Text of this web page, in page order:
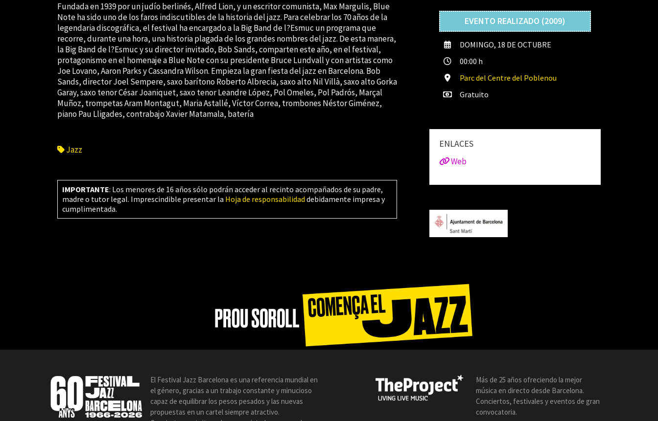
EVENTO REALIZADO (2009)
DOMINGO, 18 DE OCTUBRE
00:00 h
Parc del Centre del Poblenou
Gratuito
ENLACES
Web
Fundada en 1939 por un judío berlinés, Alfred Lion, y un escritor comunista, Max Margulis, Blue
Note ha sido uno de los faros indiscutibles de la historia del jazz. Para celebrar los 70 años de la
legendaria discográfica, el festival ha encargado a la Big Band de l?Esmuc un programa que
recorre, durante una hora, una historia plagada de los grandes nombres del jazz. De esta manera,
la Big Band de l?Esmuc y su director invitado, Bob Sands, comparten este año, en el festival,
protagonismo en el homenaje a Blue Note con su presidente Bruce Lundvall y con artistas como
Joe Lovano, Aaron Parks y Cassandra Wilson. Empieza la gran fiesta del jazz en Barcelona. Bob
Sands, director Joel Sempere, saxo barítono Roberto Albrecia, saxo alto Nil Villà, saxo alto Gorka
Garay, saxo tenor César Joaniquet, saxo tenor Leandre López, Pol Omeles, Pol Padrós, Marçal
Muñoz, trompetas Aram Montagut, Maria Astallé, Víctor Correa, trombones Néstor Giménez,
piano Pau Lligades, contrabajo Xavier Matamala, batería
Jazz
IMPORTANTE: Los menores de 16 años sólo podrán acceder al recinto acompañados de su padre,
madre o tutor legal. Imprescindible presentar la Hoja de responsabilidad debidamente impresa y
cumplimentada.
El Festival Jazz Barcelona es una referencia mundial en
el género, gracias a un trabajo constante y minucioso
capaz de equilibrar los pesos pesados y las nuevas
propuestas en un cartel siempre atractivo.
Más de 25 años ofreciendo la mejor
música en directo desde Barcelona.
Conciertos, festivales y eventos de gran
convocatoria.